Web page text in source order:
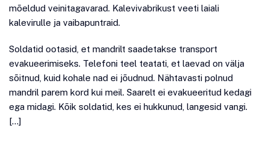
mõeldud veinitagavarad. Kalevivabrikust veeti laiali
kalevirulle ja vaibapuntraid.
Soldatid ootasid, et mandrilt saadetakse transport
evakueerimiseks. Telefoni teel teatati, et laevad on välja
sõitnud, kuid kohale nad ei jõudnud. Nähtavasti polnud
mandril parem kord kui meil. Saarelt ei evakueeritud kedagi
ega midagi. Kõik soldatid, kes ei hukkunud, langesid vangi.
[…]